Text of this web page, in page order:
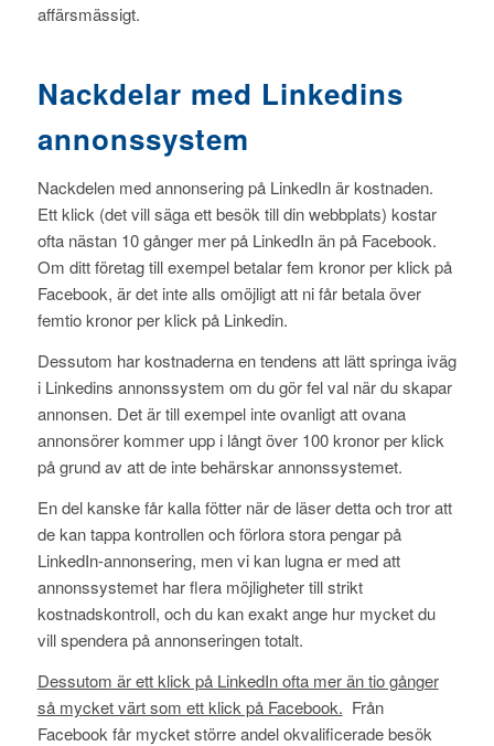
affärsmässigt.
Nackdelar med Linkedins
annonssystem
Nackdelen med annonsering på LinkedIn är kostnaden.
Ett klick (det vill säga ett besök till din webbplats) kostar
ofta nästan 10 gånger mer på LinkedIn än på Facebook.
Om ditt företag till exempel betalar fem kronor per klick på
Facebook, är det inte alls omöjligt att ni får betala över
femtio kronor per klick på Linkedin.
Dessutom har kostnaderna en tendens att lätt springa iväg
i Linkedins annonssystem om du gör fel val när du skapar
annonsen. Det är till exempel inte ovanligt att ovana
annonsörer kommer upp i långt över 100 kronor per klick
på grund av att de inte behärskar annonssystemet.
En del kanske får kalla fötter när de läser detta och tror att
de kan tappa kontrollen och förlora stora pengar på
LinkedIn-annonsering, men vi kan lugna er med att
annonssystemet har flera möjligheter till strikt
kostnadskontroll, och du kan exakt ange hur mycket du
vill spendera på annonseringen totalt.
Dessutom är ett klick på LinkedIn ofta mer än tio gånger
så mycket värt som ett klick på Facebook. Från
Facebook får mycket större andel okvalificerade besök